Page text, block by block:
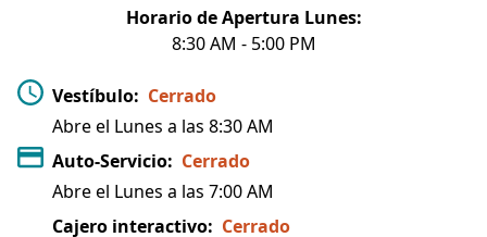
Horario de Apertura Lunes:
8:30 AM - 5:00 PM
Vestíbulo: Cerrado
Abre el Lunes a las 8:30 AM
Auto-Servicio: Cerrado
Abre el Lunes a las 7:00 AM
Cajero interactivo: Cerrado